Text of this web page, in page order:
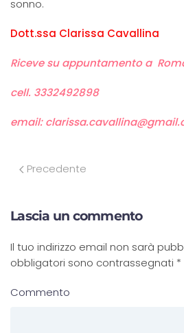
sonno.
Dott.ssa Clarissa Cavallina
Riceve su appuntamento a
cell. 3332492898
email:
Precedente
Lascia un commento
Il tuo indirizzo email non sarà
obbligatori sono contrassegnati *
Commento